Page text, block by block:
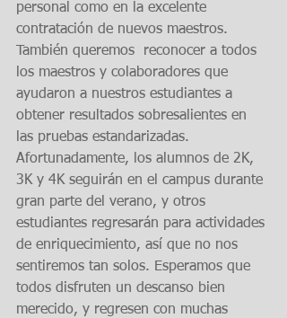
personal como en la excelente
contratación de nuevos maestros.
También queremos  reconocer a todos
los maestros y colaboradores que
ayudaron a nuestros estudiantes a
obtener resultados sobresalientes en
las pruebas estandarizadas.
Afortunadamente, los alumnos de 2K,
3K y 4K seguirán en el campus durante
gran parte del verano, y otros
estudiantes regresarán para actividades
de enriquecimiento, así que no nos
sentiremos tan solos. Esperamos que
todos disfruten un descanso bien
merecido, y regresen con muchas